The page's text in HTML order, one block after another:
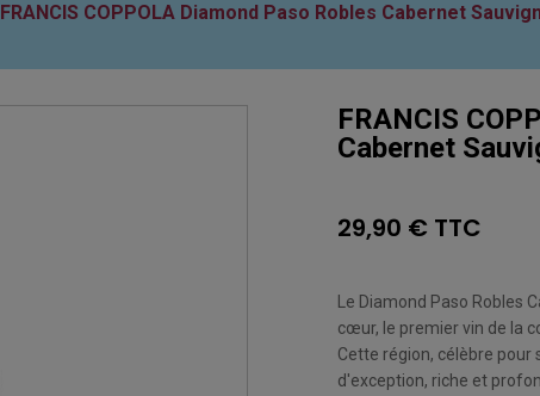
FRANCIS COPPOLA Diamond Paso Robles Cabernet
FRANCIS
Cabernet
29,90 € TTC
Le Diamond Paso Robles
cœur, le premier vin de la
Cette région, célèbre pour
d'exception, riche et